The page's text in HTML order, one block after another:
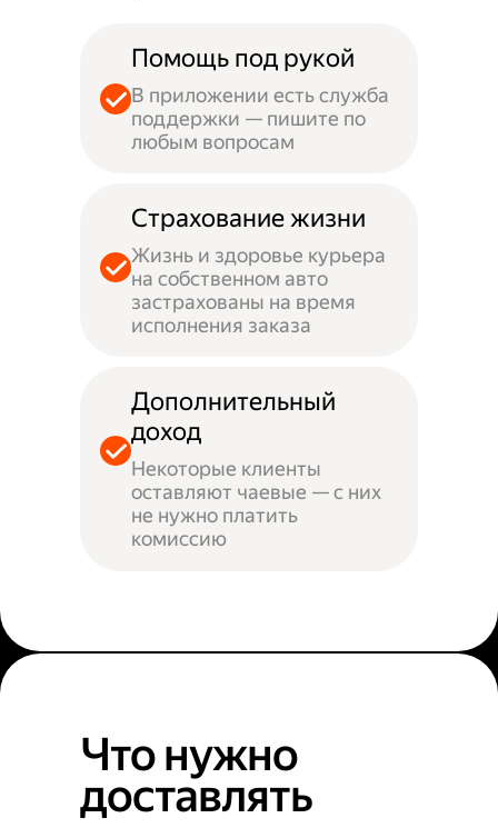
Помощь под рукой
В приложении есть служба
поддержки — пишите по
любым вопросам
Страхование жизни
Жизнь и здоровье курьера
на собственном авто
застрахованы на время
исполнения заказа
Дополнительный
доход
Некоторые клиенты
оставляют чаевые — с них
не нужно платить
комиссию
Что нужно
доставлять